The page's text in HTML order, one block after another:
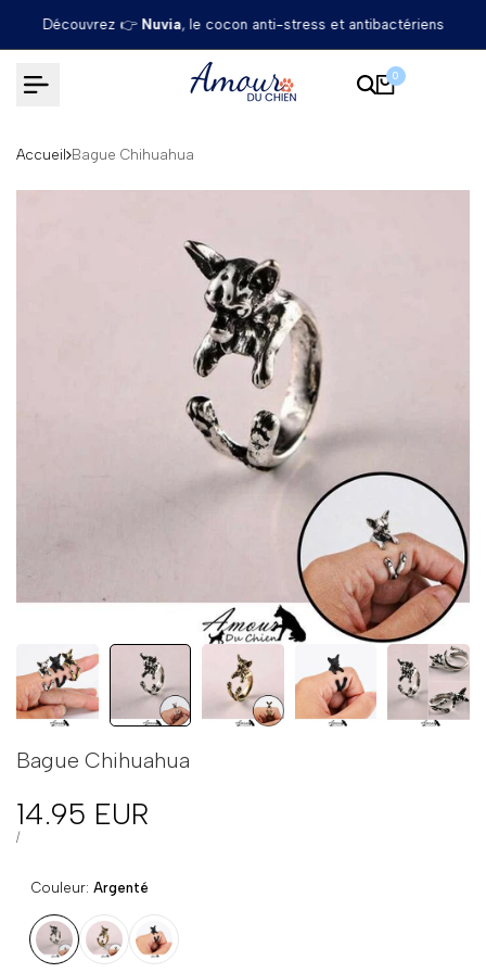
Passer
Découvrez 👉 Nuvia, le cocon anti-stress et antibactériens
0
Accueil Bague Chihuahua
Bague Chihuahua
Prix
en
14.95 EUR
PRIX
/PAR
Couleur: Argenté